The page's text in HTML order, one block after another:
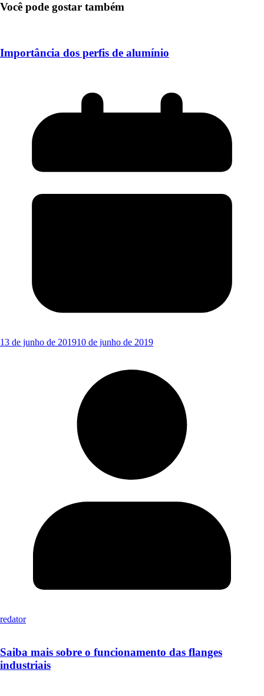
Você pode gostar também
Importância dos perfis de alumínio
13 de junho de 201910 de junho de 2019
redator
Saiba mais sobre o funcionamento das flanges
industriais